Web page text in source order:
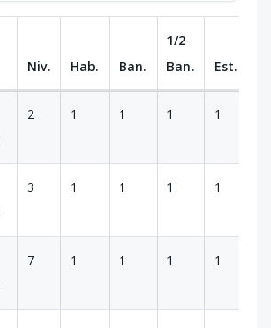
Niv. Hab. Ban.
1/2
Ban.
Est.
2 1 1 1 1
3 1 1 1 1
7 1 1 1 1